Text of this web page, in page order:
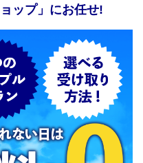
ップ」にお任せ!